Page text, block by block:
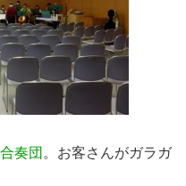
奏団 。お客さんがガラガ